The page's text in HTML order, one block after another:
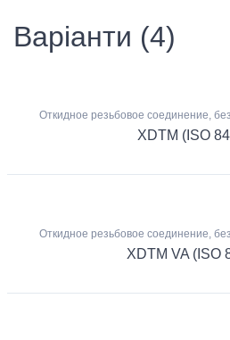
Варіанти (4)
Откидное резьбовое соединение,
XDTM (ISO
Откидное резьбовое соединение,
XDTM VA (ISO